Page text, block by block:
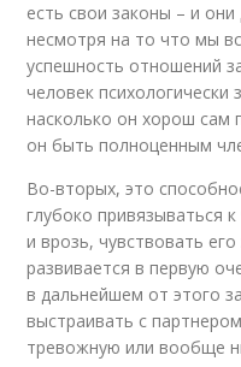
есть свои законы – и
несмотря на то что мы
успешность отношений
человек
насколько он хорош сам
он быть полноценным
Во-вторых, это
глубоко привязываться
и врозь, чувствовать
развивается в первую
в дальнейшем от этого
выстраивать с
тревожную или вообще